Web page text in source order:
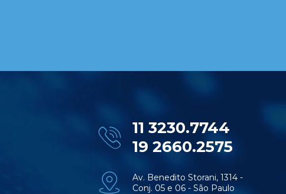
11 3230.7744
19 2660.2575
Av. Benedito Storani, 1314 -
Conj. 05 e 06 - São Paulo